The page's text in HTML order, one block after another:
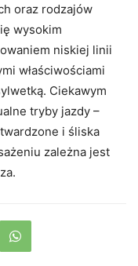
oraz rodzajów
wysokim
niskiej linii
właściwościami
Ciekawym
tryby jazdy –
i śliska
zależna jest